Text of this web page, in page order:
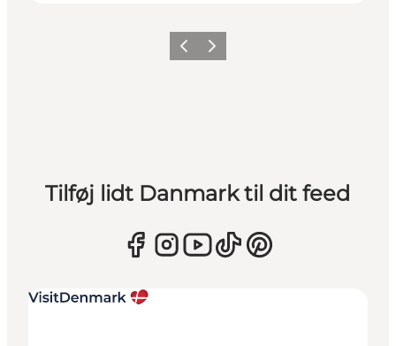
ForrigeNæste
Tilføj lidt Danmark til dit feed